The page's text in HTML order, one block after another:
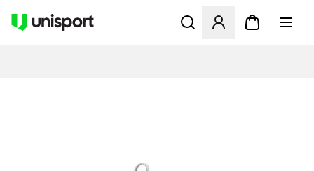
Åbner en Modal til at